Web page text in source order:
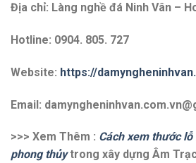
Địa chỉ: Làng nghề đá Ninh Vân –
Hotline: 0904. 805. 727
Website: https://
Email:
>>> Xem Thêm : Cách xem thước
phong thủy trong xây dựng Âm